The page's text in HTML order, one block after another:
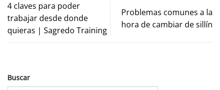
4 claves para poder
trabajar desde donde
quieras | Sagredo Training
Problemas comunes a la
hora de cambiar de sillín
Buscar